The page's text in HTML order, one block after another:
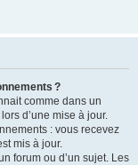
?
comme dans un
d’une mise à jour.
: vous recevez
mis à jour.
forum ou d’un sujet. Les